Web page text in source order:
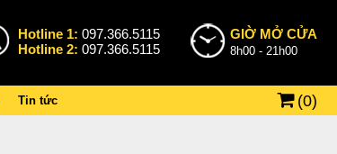
Hotline 1: 097.366.5115
Hotline 2: 097.366.5115
GIỜ MỞ CỬA
8h00 - 21h00
Tin tức (0)